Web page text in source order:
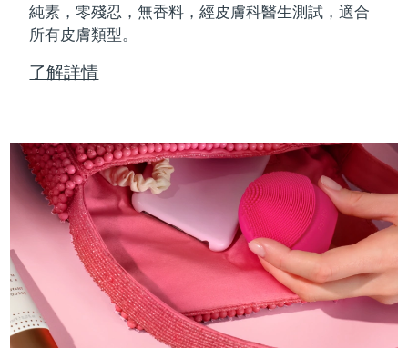
純素，零殘忍，無香料，經皮膚科醫生測試，適合
所有皮膚類型。
了解詳情
FAQ™產品
All anti-aging treatments
FAQ™產品
All LED treatments
FAQ™ products
PEACH™ 2
Travel-friendly IPL hair removal
PEACH™ Cooling Prep Gel
Cooling IPL hair removal gel
LUNA™ 4 body
Firming body serum
痘肌護理
ESPADA™ 2
Acne treatment device
ESPADA™ Blemish Solution
Concentrated acne gel
ESPADA™ 設備
眼部護理
IRIS™ 2
Rejuvenating eye massager
眼部護膚
Advanced eye care treatment
眼部護理設備
KIWI™ derma
Diamond microdermabrasion .
KIWI™
Blackhead remover
LUNA™ 4 hair
2-in-1 LED scalp massager
FLIP™ play advanced
LED light hairbrush
LUNA™ Dual-Peptide Scalp
牙齒美白
NEW
issa™ Teeth Whitening Set
Dual LED + sonic device & 18% PAP gel
更多的
直布羅陀
希臘
匈牙利 預計送達日期8/10/26
冰島 預計送達日期8/11/26
預計送達日期8/8/26
愛爾蘭 預計送達日期8/10/26
曼島